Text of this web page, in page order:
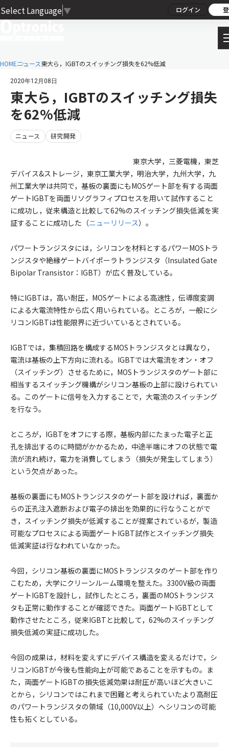
Select Language ▼ ログイン
HOMEニュース東大ら，IGBTのスイッチング損失を62%低減
2020年12月08日
東大ら，IGBTのスイッチング損失
を62%低減
ニュース 研究開発
東京大学，三菱電機，東芝
デバイス&ストレージ，東京工業大学，明治大学，九州大学，九
州工業大学は共同で，基板の裏面にもMOSゲート部を有する両面
ゲートIGBTを両面リソグラフィプロセスを用いて試作すること
に成功し，従来構造と比較して62%のスイッチング損失低減を実
証することに成功した（ニューリリース）。
パワートランジスタには，シリコンを材料とするパワーMOSトラ
ンジスタや絶縁ゲートバイポーラトランジスタ（Insulated Gate
Bipolar Transistor：IGBT）が広く普及している。
特にIGBTは，高い耐圧，MOSゲートによる高速性，伝導度変調
による大電流特性から広く用いられている。ところが，一般にシ
リコンIGBTは性能限界に近づいているとされている。
IGBTでは，集積回路を構成するMOSトランジスタとは異なり，
電流は基板の上下方向に流れる。IGBTでは大電流をオン・オフ
（スイッチング）させるために，MOSトランジスタのゲート部に
相当するスイッチング機構がシリコン基板の上部に設けられてい
る。このゲートに信号を入力することで，大電流のスイッチング
を行なう。
ところが，IGBTをオフにする際，基板内部にたまった電子と正
孔を排出するのに時間がかかるため，中途半端にオフの状態で電
流が流れ続け，電力を消費してしまう（損失が発生してしまう）
という欠点があった。
基板の裏面にもMOSトランジスタのゲート部を設ければ，裏面か
らの正孔注入遮断および電子の排出を効果的に行なうことがで
き，スイッチング損失が低減することが提案されているが，製造
可能なプロセスによる両面ゲートIGBT試作とスイッチング損失
低減実証は行なわれていなかった。
今回，シリコン基板の裏面にMOSトランジスタのゲート部を作り
こむため，大学にクリーンルーム環境を整えた。3300V級の両面
ゲートIGBTを設計し，試作したところ，裏面のMOSトランジス
タも正常に動作することが確認できた。両面ゲートIGBTとして
動作させたところ，従来IGBTと比較して，62%のスイッチング
損失低減の実証に成功した。
今回の成果は，材料を変えずにデバイス構造を変えるだけで，シ
リコンIGBTが今後も性能向上が可能であることを示すもの。ま
た，両面ゲートIGBTの損失低減効果は耐圧が高いほど大きいこ
とから，シリコンではこれまで困難と考えられていたより高耐圧
のパワートランジスタの領域（10,000V以上）へシリコンの可能
性も拓くとしている。